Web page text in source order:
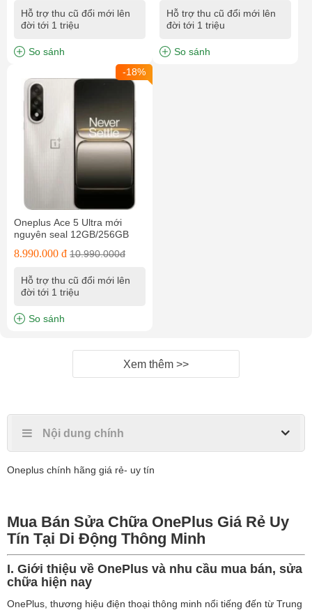
Hỗ trợ thu cũ đổi mới lên
đời tới 1 triệu
So sánh
Hỗ trợ thu cũ đổi mới lên
đời tới 1 triệu
So sánh
-18%
Oneplus Ace 5 Ultra mới
nguyên seal 12GB/256GB
8.990.000 đ 10.990.000đ
Hỗ trợ thu cũ đổi mới lên
đời tới 1 triệu
So sánh
Xem thêm >>
Nội dung chính
Oneplus chính hãng giá rẻ- uy tín
Mua Bán Sửa Chữa OnePlus Giá Rẻ Uy
Tín Tại Di Động Thông Minh
I. Giới thiệu về OnePlus và nhu cầu mua bán, sửa
chữa hiện nay
OnePlus, thương hiệu điện thoại thông minh nổi tiếng đến từ Trung